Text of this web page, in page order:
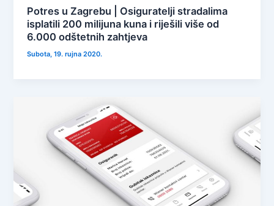
Potres u Zagrebu | Osiguratelji stradalima
isplatili 200 milijuna kuna i riješili više od
6.000 odštetnih zahtjeva
Subota, 19. rujna 2020.